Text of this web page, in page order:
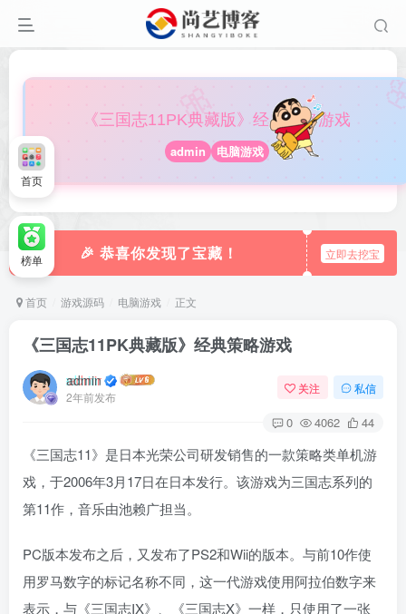
🎀
《三国志11PK典藏版》经典策略游戏
admin 电脑游戏
🎉 恭喜你发现了宝藏！ 立即去挖宝
首页 游戏源码 电脑游戏 正文
《三国志11PK典藏版》经典策略游戏
admin
2年前发布
关注 私信
0 4062 44
《三国志11》是日本光荣公司研发销售的一款策略类单机游
戏，于2006年3月17日在日本发行。该游戏为三国志系列的
第11作，音乐由池赖广担当。
PC版本发布之后，又发布了PS2和Wii的版本。与前10作使
用罗马数字的标记名称不同，这一代游戏使用阿拉伯数字来
表示，与《三国志IX》、《三国志X》一样，只使用了一张
首页
榜单